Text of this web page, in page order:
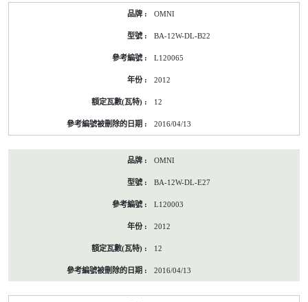
OMNI
BA-12W-DL-B22
L120065
2012
12
2016/04/13
OMNI
BA-12W-DL-E27
L120003
2012
12
2016/04/13